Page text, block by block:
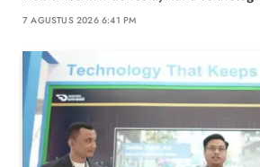
7 AGUSTUS 2026 6:41 PM